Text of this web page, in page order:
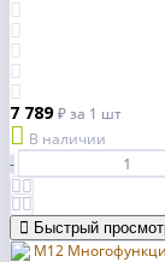
7 789₽за 1 шт
В наличии
-
Быстрый